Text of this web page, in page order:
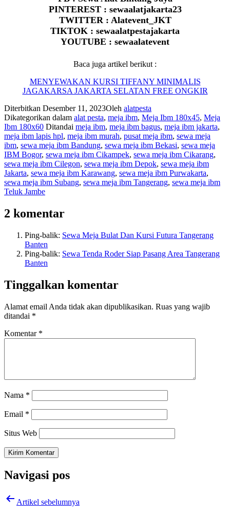
PINTEREST : sewaalatjakarta23
TWITTER : Alatevent_JKT
TIKTOK : sewaalatpestajakarta
YOUTUBE : sewaalatevent
Baca juga artikel berikut :
MENYEWAKAN KURSI TIFFANY MINIMALIS
JAGAKARSA JAKARTA SELATAN FREE ONGKIR
Diterbitkan Desember 11, 2023Oleh alatpesta
Dikategorikan dalam alat pesta, meja ibm, Meja Ibm 180x45, Meja
Ibm 180x60 Ditandai meja ibm, meja ibm bagus, meja ibm jakarta,
meja ibm lapis hpl, meja ibm murah, pusat meja ibm, sewa meja
ibm, sewa meja ibm Bandung, sewa meja ibm Bekasi, sewa meja
IBM Bogor, sewa meja ibm Cikampek, sewa meja ibm Cikarang,
sewa meja ibm Cilegon, sewa meja ibm Depok, sewa meja ibm
Jakarta, sewa meja ibm Karawang, sewa meja ibm Purwakarta,
sewa meja ibm Subang, sewa meja ibm Tangerang, sewa meja ibm
Teluk Jambe
2 komentar
Ping-balik: Sewa Meja Bulat Dan Kursi Futura Tangerang
Banten
Ping-balik: Sewa Tenda Roder Siap Pasang Area Tangerang
Banten
Tinggalkan komentar
Alamat email Anda tidak akan dipublikasikan. Ruas yang wajib
ditandai *
Komentar *
Nama *
Email *
Situs Web
Navigasi pos
Artikel sebelumnya